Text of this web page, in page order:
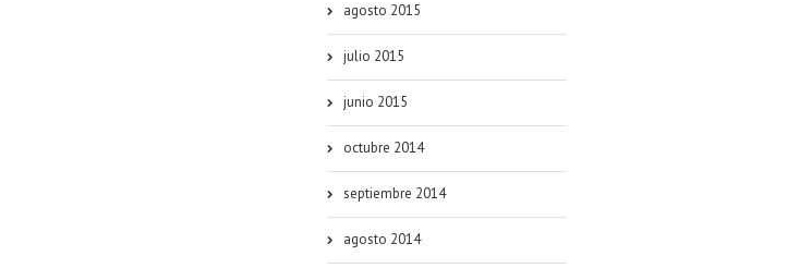
agosto 2015
julio 2015
junio 2015
octubre 2014
septiembre 2014
agosto 2014